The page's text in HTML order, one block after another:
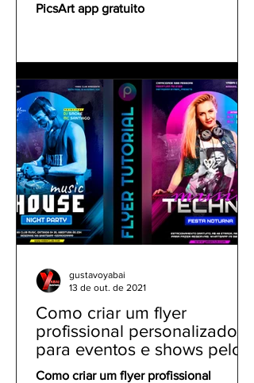
PicsArt app gratuito
Como criar um flyer
profissional personalizado
para eventos e shows pelo
celular | Tutorial PicsArt
Como criar um flyer profissional
gustavoyabai
13 de out. de 2021